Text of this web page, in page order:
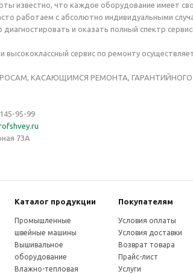
известно, что каждое оборудование имеет
работаем с абсолютно индивидуальными
и оказать полный спектр
высококлассный сервис по ремонту
КАСАЮЩИМСЯ РЕМОНТА,
95-99
73А
Каталог продукции
Промышленные
швейные машины
Вышивальное
оборудование
Влажно-тепловая
Покупателям
Условия оплаты
Условия доставки
Возврат товара
Прайс-лист
Услуги